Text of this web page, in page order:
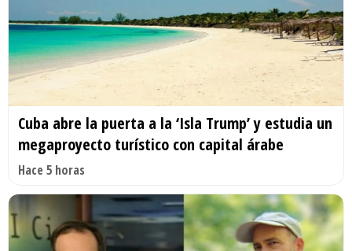
Cuba abre la puerta a la ‘Isla Trump’ y estudia un
megaproyecto turístico con capital árabe
Hace 5 horas